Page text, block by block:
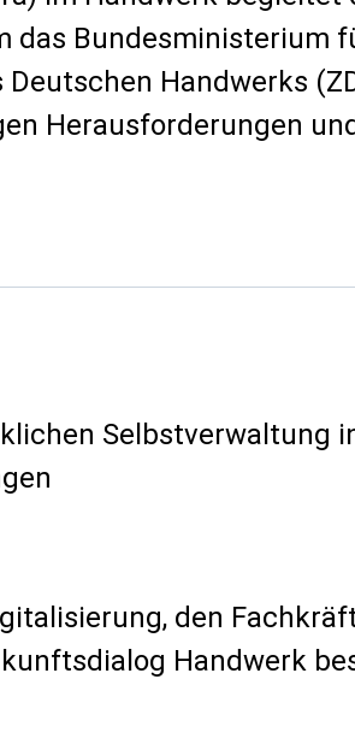
das Bundesministerium
Handwerks
Herausforderungen
Selbstverwaltung
den
Handwerk